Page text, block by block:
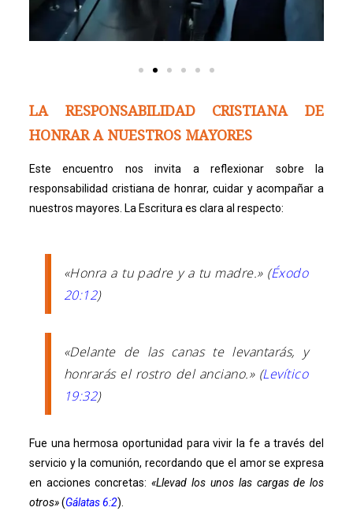
LA RESPONSABILIDAD CRISTIANA DE
HONRAR A NUESTROS MAYORES
Este encuentro nos invita a reflexionar sobre la
responsabilidad cristiana de honrar, cuidar y acompañar a
nuestros mayores. La Escritura es clara al respecto:
«Honra a tu padre y a tu madre.» (Éxodo
20:12)
«Delante de las canas te levantarás, y
honrarás el rostro del anciano.» (Levítico
19:32)
Fue una hermosa oportunidad para vivir la fe a través del
servicio y la comunión, recordando que el amor se expresa
en acciones concretas:«Llevad los unos las cargas de los
otros»(Gálatas 6:2).